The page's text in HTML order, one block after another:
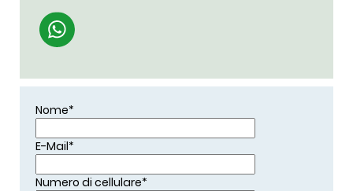
Nome*
E-Mail*
Numero di cellulare*